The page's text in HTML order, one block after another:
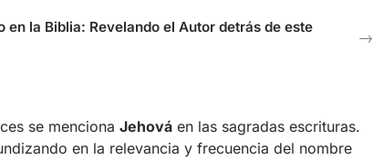
la Biblia: Revelando el Autor detrás de este
→
se menciona Jehová en las sagradas escrituras.
en la relevancia y frecuencia del nombre